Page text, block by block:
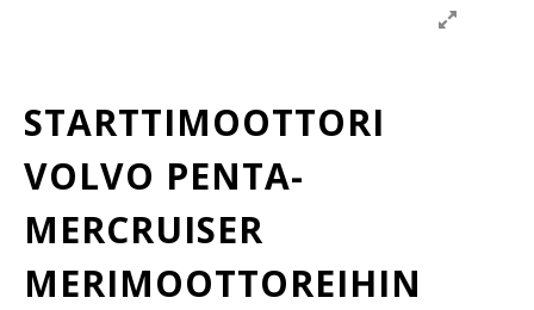
STARTTIMOOTTORI
VOLVO PENTA-
MERCRUISER
MERIMOOTTOREIHIN